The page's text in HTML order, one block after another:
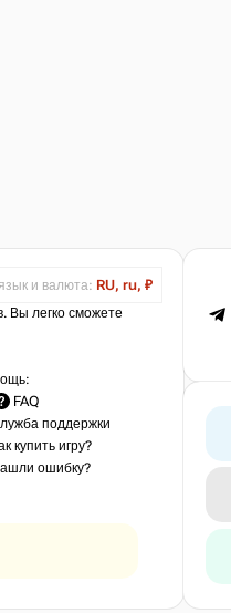
и валюта: RU, ru, ₽
Вы легко сможете
FAQ
поддержки
купить игру?
ошибку?